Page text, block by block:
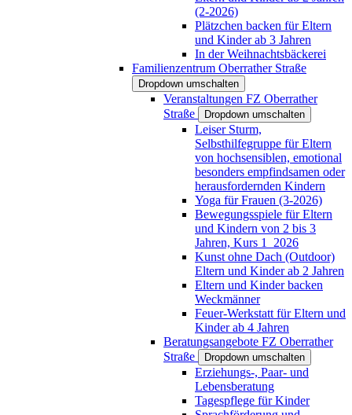
(2-2026)
Plätzchen backen für Eltern
und Kinder ab 3 Jahren
In der Weihnachtsbäckerei
Familienzentrum Oberrather Straße
Dropdown umschalten
Veranstaltungen FZ Oberrather
Straße
Dropdown umschalten
Leiser Sturm,
Selbsthilfegruppe für Eltern
von hochsensiblen, emotional
besonders empfindsamen oder
herausfordernden Kindern
Yoga für Frauen (3-2026)
Bewegungsspiele für Eltern
und Kindern von 2 bis 3
Jahren, Kurs 1_2026
Kunst ohne Dach (Outdoor)
Eltern und Kinder ab 2 Jahren
Eltern und Kinder backen
Weckmänner
Feuer-Werkstatt für Eltern und
Kinder ab 4 Jahren
Beratungsangebote FZ Oberrather
Straße
Dropdown umschalten
Erziehungs-, Paar- und
Lebensberatung
Tagespflege für Kinder